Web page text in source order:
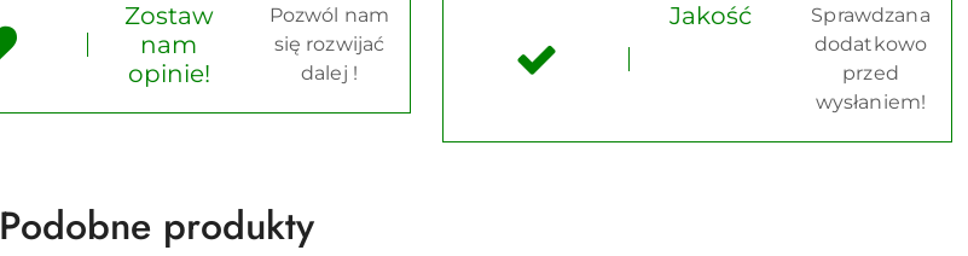
Zostaw
nam
opinie!
Pozwól nam
się rozwijać
dalej !
Jakość
Sprawdzana
dodatkowo
przed
wysłaniem!
Produkty
Podobne produkty